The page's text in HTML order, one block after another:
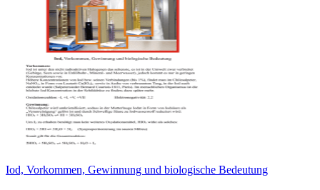
Iod, Vorkommen, Gewinnung und biologische Bedeutung